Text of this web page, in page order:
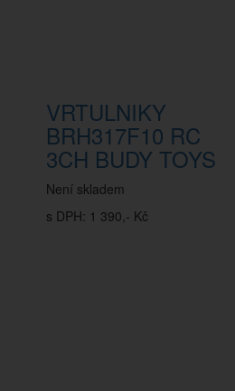
VRTULNIKY
BRH317F10 RC
3CH BUDY TOYS
Není skladem
s DPH: 1 390,- Kč